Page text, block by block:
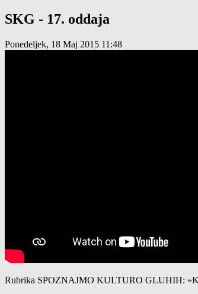
SKG - 17. oddaja
Ponedeljek, 18 Maj 2015 11:48
Rubrika SPOZNAJMO KULTURO GLUHIH: